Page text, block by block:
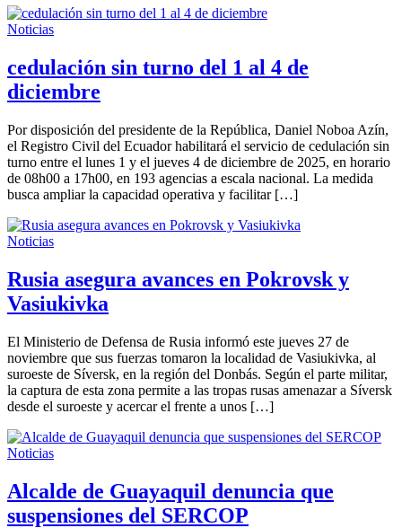
Noticias
cedulación sin turno del 1 al 4 de
diciembre
Por disposición del presidente de la República, Daniel Noboa Azín,
el Registro Civil del Ecuador habilitará el servicio de cedulación sin
turno entre el lunes 1 y el jueves 4 de diciembre de 2025, en horario
de 08h00 a 17h00, en 193 agencias a escala nacional. La medida
busca ampliar la capacidad operativa y facilitar […]
Noticias
Rusia asegura avances en Pokrovsk y
Vasiukivka
El Ministerio de Defensa de Rusia informó este jueves 27 de
noviembre que sus fuerzas tomaron la localidad de Vasiukivka, al
suroeste de Síversk, en la región del Donbás. Según el parte militar,
la captura de esta zona permite a las tropas rusas amenazar a Síversk
desde el suroeste y acercar el frente a unos […]
Noticias
Alcalde de Guayaquil denuncia que
suspensiones del SERCOP